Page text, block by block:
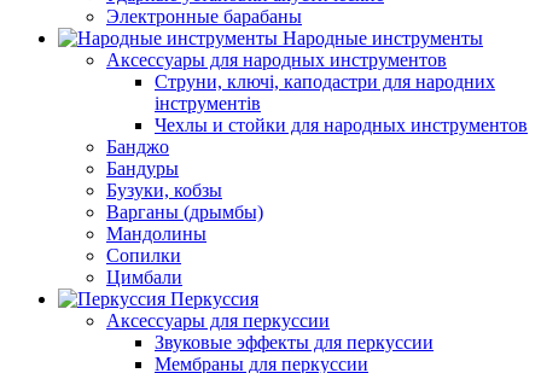
Электронные барабаны
Народные инструменты
Аксессуары для народных инструментов
Струни, ключі, каподастри для народних
інструментів
Чехлы и стойки для народных инструментов
Банджо
Бандуры
Бузуки, кобзы
Варганы (дрымбы)
Мандолины
Сопилки
Цимбали
Перкуссия
Аксессуары для перкуссии
Звуковые эффекты для перкуссии
Мембраны для перкуссии